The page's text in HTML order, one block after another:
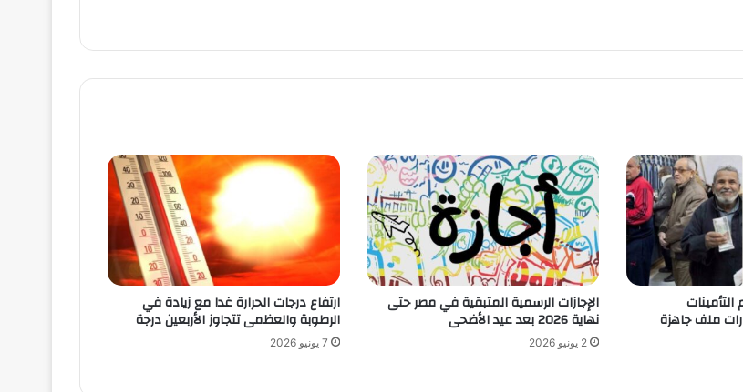
مع 6 مليارات ملف جاهزة
الإجازات الرسمية المتبقية في مصر حتى
نهاية 2026 بعد عيد الأضحى
2 يونيو 2026
ارتفاع درجات الحرارة غدا مع زيادة في
الرطوبة والعظمى تتجاوز الأربعين درجة
7 يونيو 2026